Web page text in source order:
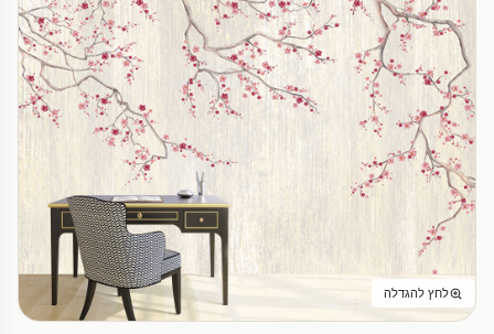
לחץ להגדלה